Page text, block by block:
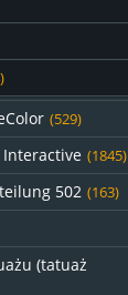
(529)
(1845)
502 (163)
(tatuaż